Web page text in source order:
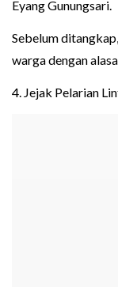
Eyang Gunungsari.
Sebelum
warga dengan
4. Jejak Pelarian